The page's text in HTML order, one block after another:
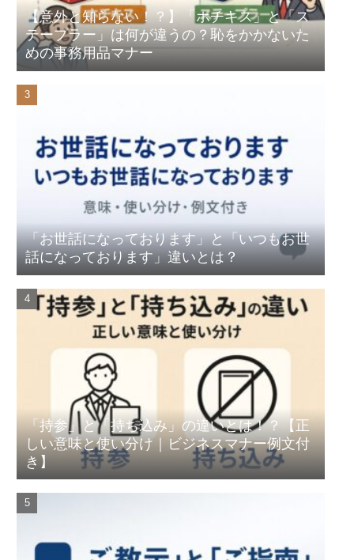
【意外と知らない！？】「ホチキス」と「ス
テープラー」は何が違うの？恥をかかないた
めの事務用品マナー
「お世話になっております」と「いつもお世
話になっております」違いとは？
「持参」と「持ち込み」の違いとは！？【正
しい意味と使い分け｜ビジネスマナー例文付
き】